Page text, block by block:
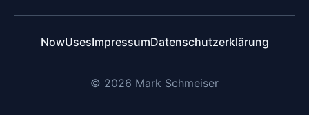
NowUsesImpressumDatenschutzerklärung
© 2026 Mark Schmeiser